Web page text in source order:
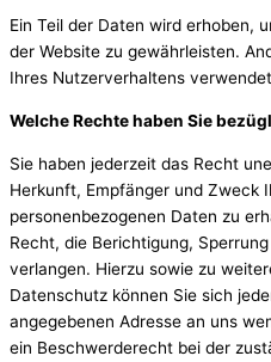
Ein Teil der Daten wird erhoben,
der Website zu gewährleisten.
Ihres Nutzerverhaltens
Welche Rechte haben Sie
Sie haben jederzeit das Recht
Herkunft, Empfänger und Zweck
personenbezogenen Daten zu
Recht, die Berichtigung,
verlangen. Hierzu sowie zu
Datenschutz können Sie sich
angegebenen Adresse an uns
ein Beschwerderecht bei der